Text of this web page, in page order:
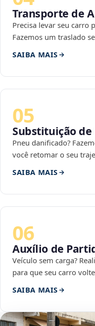
Transporte de
Precisa levar seu carro
Fazemos um traslado
SAIBA MAIS
05
Substituição de
Pneu danificado?
você retomar o seu
SAIBA MAIS
06
Auxílio de
Veículo sem carga?
para que seu carro
SAIBA MAIS